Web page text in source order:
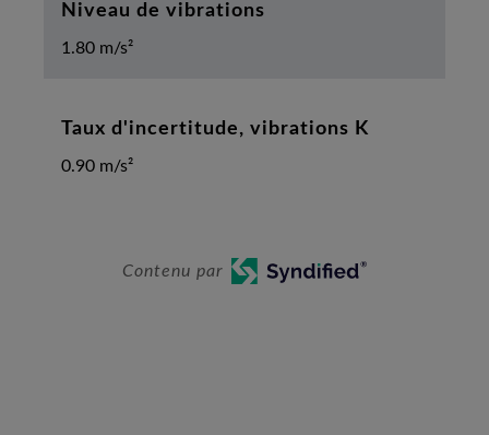
Niveau de vibrations
1.80 m/s²
Taux d'incertitude, vibrations K
0.90 m/s²
Contenu par